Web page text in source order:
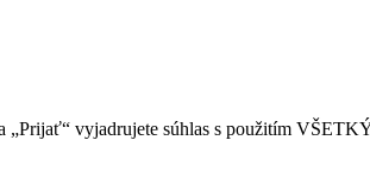
„Prijať“ vyjadrujete súhlas s použitím